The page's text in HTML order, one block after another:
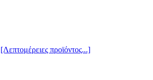
[Λεπτομέρειες προϊόντος...]